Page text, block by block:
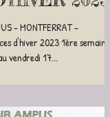
- MONTFERRAT -
d'hiver 2023 1ère semaine :
vendredi 17...